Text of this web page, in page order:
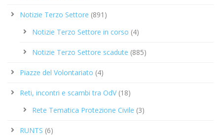
Notizie Terzo Settore (891)
Notizie Terzo Settore in corso (4)
Notizie Terzo Settore scadute (885)
Piazze del Volontariato (4)
Reti, incontri e scambi tra OdV(18)
Rete Tematica Protezione Civile (3)
RUNTS (6)